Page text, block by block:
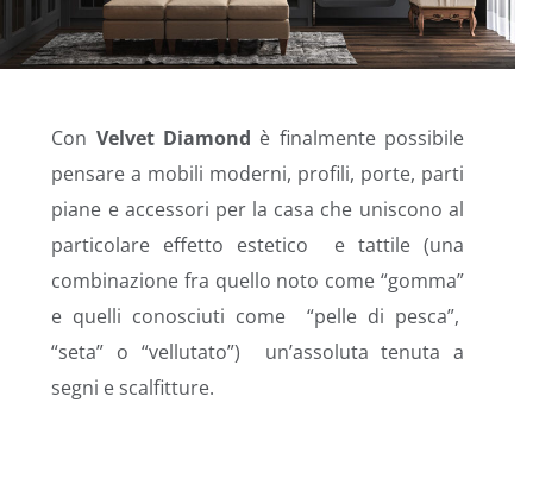
Con Velvet Diamond è finalmente possibile
pensare a mobili moderni, profili, porte, parti
piane e accessori per la casa che uniscono al
particolare effetto estetico e tattile (una
combinazione fra quello noto come “gomma”
e quelli conosciuti come “pelle di pesca”,
“seta” o “vellutato”) un’assoluta tenuta a
segni e scalfitture.